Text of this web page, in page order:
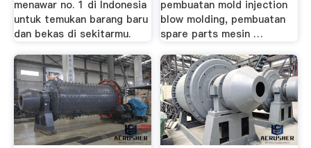
menawar no. 1 di Indonesia
untuk temukan barang baru
dan bekas di sekitarmu.
pembuatan mold injection
blow molding, pembuatan
spare parts mesin …